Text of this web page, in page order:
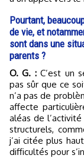
Pourtant,
de vie, et
sont dans une
parents ?
O. G. :C’est un
pas sûr que ce
n’a pas de
affecte
aléas de
structurels,
j’ai citée plus
difficultés pour